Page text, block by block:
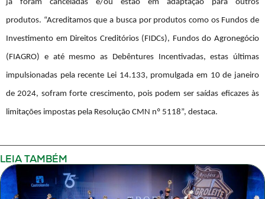
já foram canceladas e/ou estão em adaptação para outros
produtos. “Acreditamos que a busca por produtos como os Fundos de
Investimento em Direitos Creditórios (FIDCs), Fundos do Agronegócio
(FIAGRO) e até mesmo as Debêntures Incentivadas, estas últimas
impulsionadas pela recente Lei 14.133, promulgada em 10 de janeiro
de 2024, sofram forte crescimento, pois podem ser saídas eficazes às
limitações impostas pela Resolução CMN nº 5118”, destaca.
LEIA TAMBÉM